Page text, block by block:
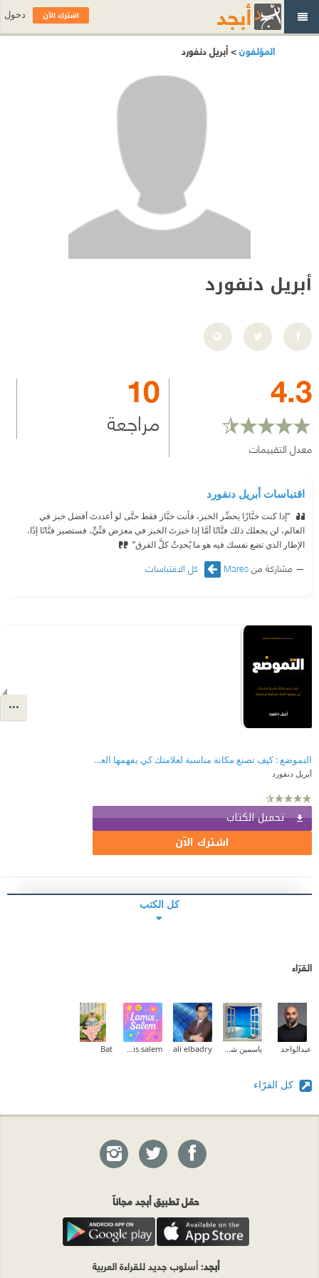
المؤلفون> أبريل دنفورد
أبريل دنفورد
4.3
معدل التقييمات
10
مراجعة
اقتباسات أبريل دنفورد
‫ ‘‘إذا كنت خبَّازًا يحضِّر الخبز، فأنت خبَّاز فقط حتَّى لو أعددتَ أفضل خبز في
العالم، لن يجعلك ذلك فنَّانًا أمَّا إذا خبزتَ الخبز في معرَض فنِّيٍّ، فستصير فنَّانًا إذًا،
الإطار الذي تضع نفسك فيه هو ما يُحدِثُ كلَّ الفرق’’
مشاركة منMares كل الاقتباسات
التموضع : كيف تصنع مكانة مناسبة لعلامتك كي يفهمها العملاء ويحبوها ويشتروها
أبريل دنفورد
تحميل الكتاب
اشترك الآن
كل الكتب
القرّاء
عبدالواحد ali elbadry
Bat
كل القرّاء
اشترك الآن دخول
حمّل تطبيق أبجد مجاناً
أبجد: أسلوب جديد للقراءة العربية